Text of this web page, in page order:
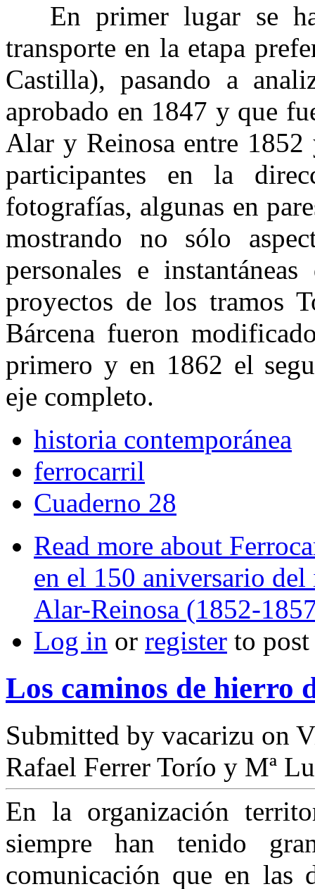
En primer lugar se ha
transporte en la etapa
Castilla), pasando a
aprobado en 1847 y que
Alar y Reinosa entre
participantes en la
fotografías, algunas en
mostrando no sólo
personales e
proyectos de los tramos
Bárcena fueron
primero y en 1862 el
eje completo.
historia contemporánea
ferrocarril
Cuaderno 28
Read more about
en el 150 aniversario
Alar-Reinosa (1852-
Log in or register to
Los caminos de hierro
Submitted by vacarizu on
Rafael Ferrer Torío y Mª
En la organización
siempre han tenido
comunicación que en